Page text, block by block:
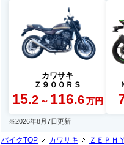
カワサキ
Ｚ９００ＲＳ
15.2 ～ 116.6 万円
※2026年8月7日更新
バイクTOP カワサキ ＺＥＰＨ